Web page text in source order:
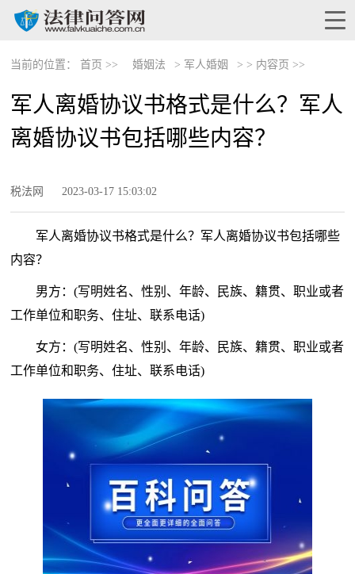
当前的位置： 首页 >> 婚姻法 > 军人婚姻 > > 内容页 >>
军人离婚协议书格式是什么？军人
离婚协议书包括哪些内容？
税法网 2023-03-17 15:03:02
军人离婚协议书格式是什么？军人离婚协议书包括哪些
内容？
男方：(写明姓名、性别、年龄、民族、籍贯、职业或者
工作单位和职务、住址、联系电话)
女方：(写明姓名、性别、年龄、民族、籍贯、职业或者
工作单位和职务、住址、联系电话)